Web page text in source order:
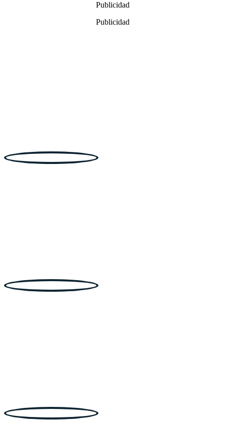
Publicidad
Publicidad